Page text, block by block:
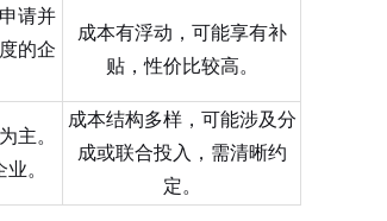
请并
的企
成本有浮动，可能享有补
贴，性价比较高。
主。
。
成本结构多样，可能涉及分
成或联合投入，需清晰约
定。